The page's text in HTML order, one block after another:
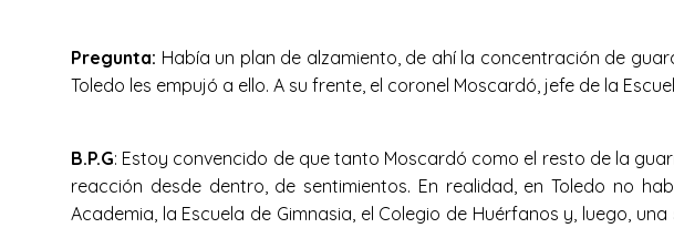
Pregunta: Había un plan de alzamiento, de ahí la concentración de
Toledo les empujó a ello. A su frente, el coronel Moscardó, jefe de la
B.P.G: Estoy convencido de que tanto Moscardó como el resto de la
reacción desde dentro, de sentimientos. En realidad, en Toledo no
Academia, la Escuela de Gimnasia, el Colegio de Huérfanos y, luego,